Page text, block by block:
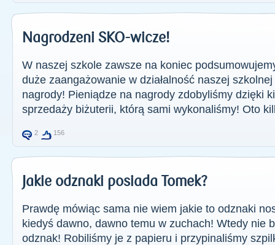
Nagrodzeni SKO-wicze!
W naszej szkole zawsze na koniec
duże zaangażowanie w działalność naszej
nagrody! Pieniądze na nagrody zdobyliśmy dzięki
sprzedaży biżuterii, którą sami wykonaliśmy! Oto
2 156
Jakie odznaki posiada Tomek?
Prawdę mówiąc sama nie wiem jakie to odznaki
kiedyś dawno, dawno temu w zuchach! Wtedy nie
odznak! Robiliśmy je z papieru i przypinaliśmy